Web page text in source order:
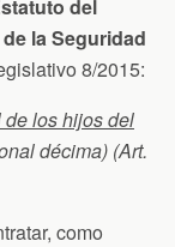
del
la Seguridad
8/2015:
los hijos del
décima) (Art.
como